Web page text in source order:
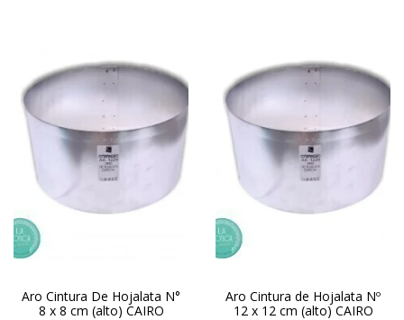
Aro Cintura De Hojalata N°
8 x 8 cm (alto) CAIRO
Aro Cintura de Hojalata Nº
12 x 12 cm (alto) CAIRO